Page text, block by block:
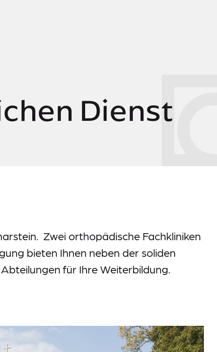
Dienst
Zwei orthopädische Fachkliniken
bieten Ihnen neben der soliden
für Ihre Weiterbildung.